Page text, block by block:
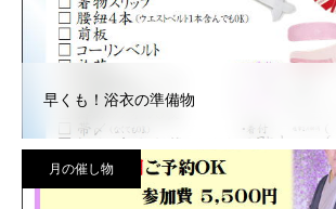
早くも！浴衣の準備物
月の催し物